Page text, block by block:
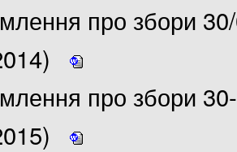
про збори
про збори